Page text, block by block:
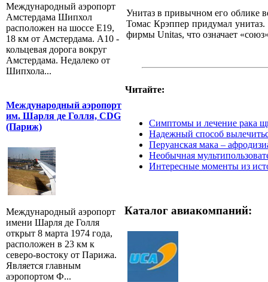
Международный аэропорт
Амстердама Шипхол
расположен на шоссе E19,
18 км от Амстердама. A10 -
кольцевая дорога вокруг
Амстердама. Недалеко от
Шипхола...
Международный аэропорт
им. Шарля де Голля, CDG
(Париж)
Международный аэропорт
имени Шарля де Голля
открыт 8 марта 1974 года,
расположен в 23 км к
северо-востоку от Парижа.
Является главным
аэропортом Ф...
Унитаз в привычном его облике
Томас Крэппер придумал
фирмы Unitas, что означает
Читайте:
Симптомы и лечение рака
Надежный способ
Перуанская мака –
Необычная
Интересные моменты из
Каталог авиакомпаний: